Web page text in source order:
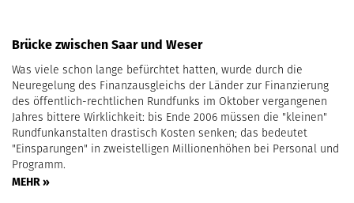
Brücke zwischen Saar und Weser
Was viele schon lange befürchtet hatten, wurde durch die
Neuregelung des Finanzausgleichs der Länder zur Finanzierung
des öffentlich-rechtlichen Rundfunks im Oktober vergangenen
Jahres bittere Wirklichkeit: bis Ende 2006 müssen die "kleinen"
Rundfunkanstalten drastisch Kosten senken; das bedeutet
"Einsparungen" in zweistelligen Millionenhöhen bei Personal und
Programm.
MEHR »